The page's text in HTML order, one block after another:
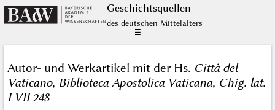
Geschichts­quellen
des deutschen Mittelalters
☰
Autor- und Werkartikel mit der Hs. Città del
Vaticano, Biblioteca Apostolica Vaticana, Chig. lat.
I VII 248